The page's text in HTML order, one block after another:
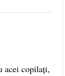
acei copilaţi,